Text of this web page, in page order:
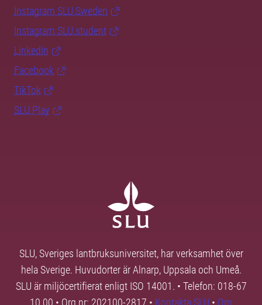
Instagram SLU.Sweden
Instagram SLU.student
LinkedIn
Facebook
TikTok
SLU Play
SLU, Sveriges lantbruksuniversitet, har verksamhet över
hela Sverige. Huvudorter är Alnarp, Uppsala och Umeå.
SLU är miljöcertifierat enligt ISO 14001. • Telefon: 018-67
10 00 • Org nr: 202100-2817 • Kontakta SLU • Om